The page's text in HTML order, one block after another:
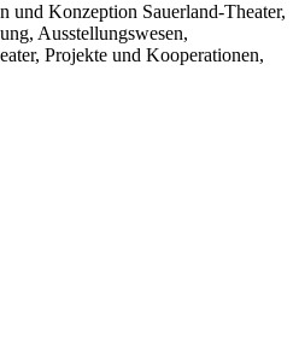
und Konzeption Sauerland-Theater,
Ausstellungswesen,
Projekte und Kooperationen,